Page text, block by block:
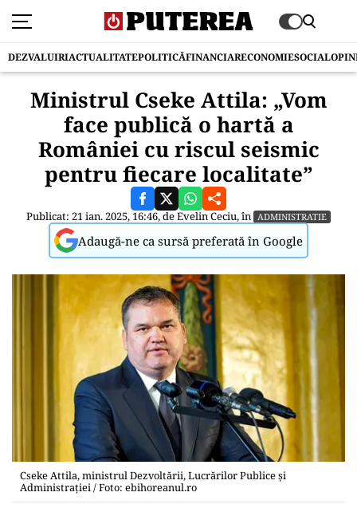
DEZVALUIRIACTUALITATEPOLITICĂFINANCIARECONOMIESOCIAL
Ministrul Cseke Attila: „Vom
face publică o hartă a
României cu riscul seismic
pentru fiecare localitate”
Publicat: 21 ian. 2025, 16:46, deEvelin Ceciu, în ADMINISTRATIE
Adaugă-ne ca sursă preferată în Google
Cseke Attila, ministrul Dezvoltării, Lucrărilor Publice și
Administrației / Foto: ebihoreanul.ro